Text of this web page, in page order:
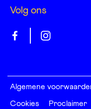
Volg ons
Gelrepas
Algemene
Cookies Proclaimer